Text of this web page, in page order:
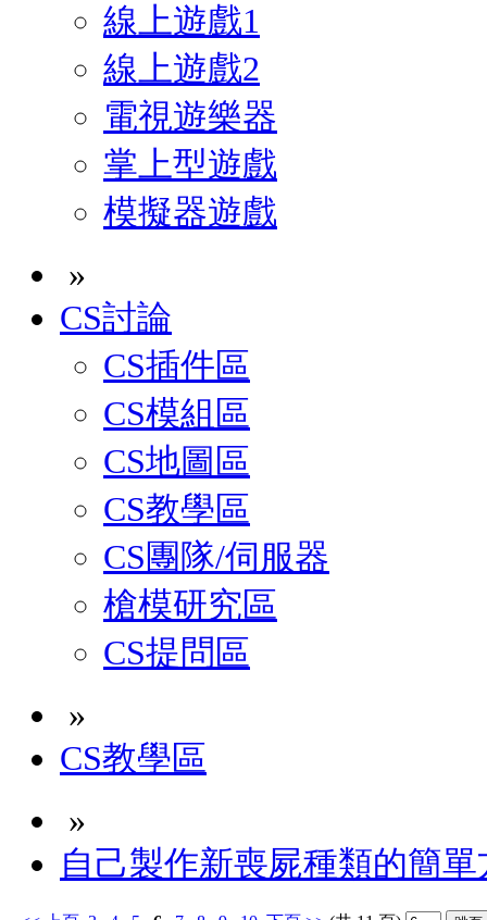
線上遊戲1
線上遊戲2
電視遊樂器
掌上型遊戲
模擬器遊戲
»
CS討論
CS插件區
CS模組區
CS地圖區
CS教學區
CS團隊/伺服器
槍模研究區
CS提問區
»
CS教學區
»
自己製作新喪屍種類的簡單